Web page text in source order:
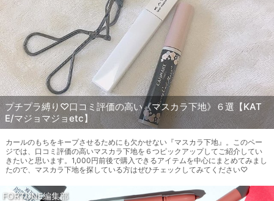
プチプラ縛り♡口コミ評価の高い《マスカラ下地》６選【KAT
E/マジョマジョetc】
カールのもちをキープさせるためにも欠かせない『マスカラ下地』。このペー
ジでは、口コミ評価の高いマスカラ下地を６つピックアップしてご紹介してい
きたいと思います。1,000円前後で購入できるアイテムを中心にまとめてみまし
たので、マスカラ下地を探している方はぜひチェックしてみてください♡
FORTUNE編集部